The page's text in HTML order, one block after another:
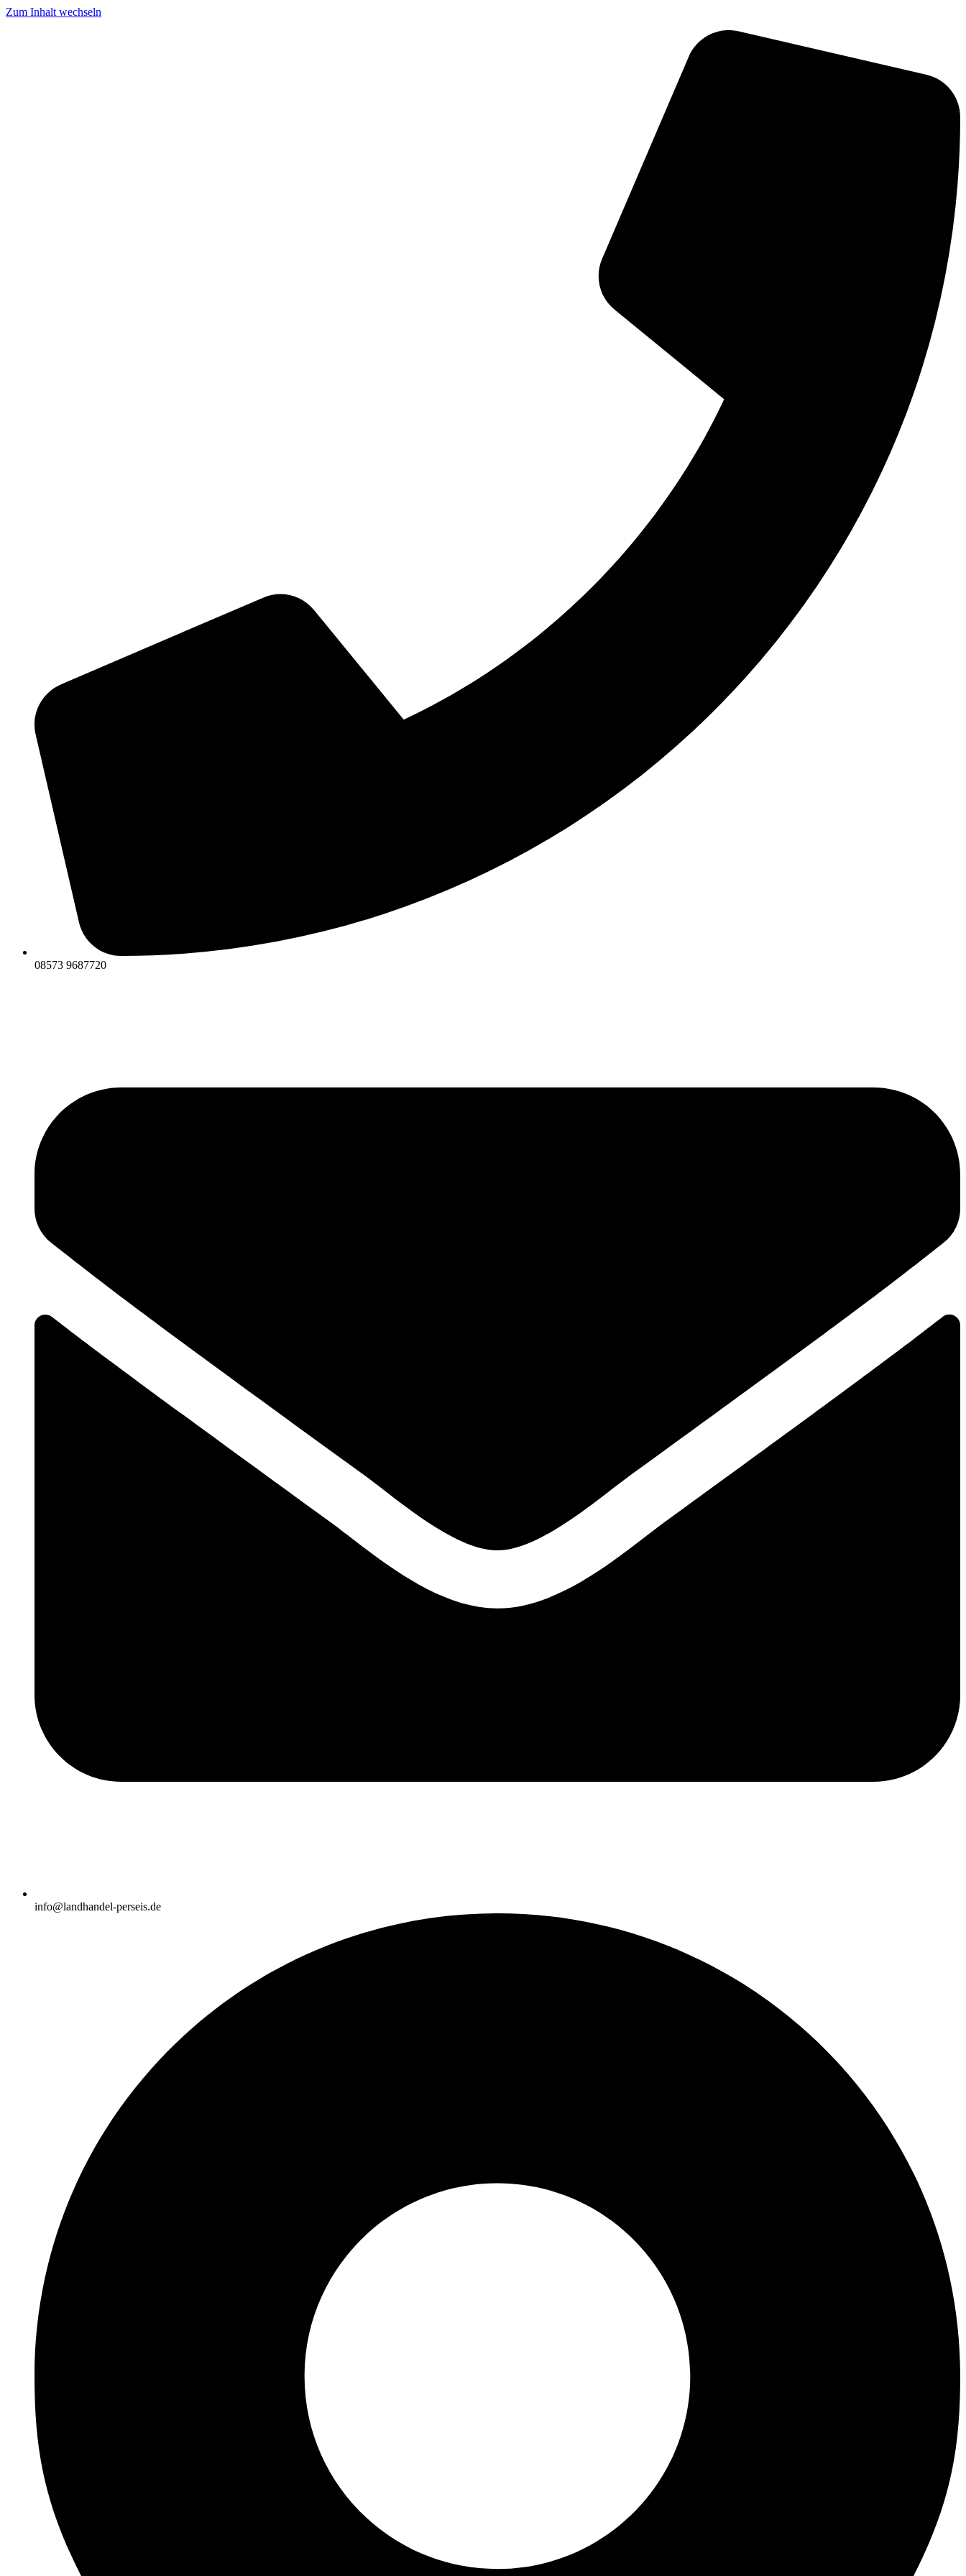
Zum Inhalt wechseln
08573 9687720
info@landhandel-perseis.de